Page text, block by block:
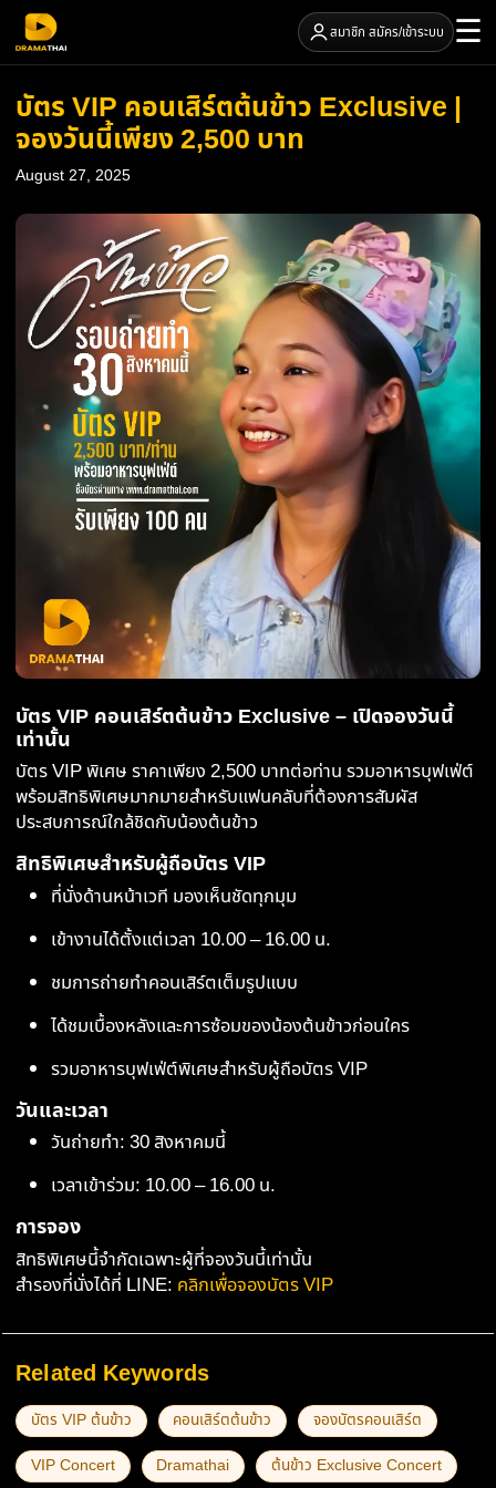
สมาชิก สมัคร/เข้าระบบ ☰
บัตร VIP คอนเสิร์ตต้นข้าว Exclusive |
จองวันนี้เพียง 2,500 บาท
August 27, 2025
บัตร VIP คอนเสิร์ตต้นข้าว Exclusive – เปิดจองวันนี้
เท่านั้น
บัตร VIP พิเศษ ราคาเพียง 2,500 บาทต่อท่าน รวมอาหารบุฟเฟ่ต์
พร้อมสิทธิพิเศษมากมายสำหรับแฟนคลับที่ต้องการสัมผัส
ประสบการณ์ใกล้ชิดกับน้องต้นข้าว
สิทธิพิเศษสำหรับผู้ถือบัตร VIP
ที่นั่งด้านหน้าเวที มองเห็นชัดทุกมุม
เข้างานได้ตั้งแต่เวลา 10.00 – 16.00 น.
ชมการถ่ายทำคอนเสิร์ตเต็มรูปแบบ
ได้ชมเบื้องหลังและการซ้อมของน้องต้นข้าวก่อนใคร
รวมอาหารบุฟเฟ่ต์พิเศษสำหรับผู้ถือบัตร VIP
วันและเวลา
วันถ่ายทำ: 30 สิงหาคมนี้
เวลาเข้าร่วม: 10.00 – 16.00 น.
การจอง
สิทธิพิเศษนี้จำกัดเฉพาะผู้ที่จองวันนี้เท่านั้น
สำรองที่นั่งได้ที่ LINE: คลิกเพื่อจองบัตร VIP
Related Keywords
บัตร VIP ต้นข้าว คอนเสิร์ตต้นข้าว จองบัตรคอนเสิร์ต
VIP Concert Dramathai ต้นข้าว Exclusive Concert